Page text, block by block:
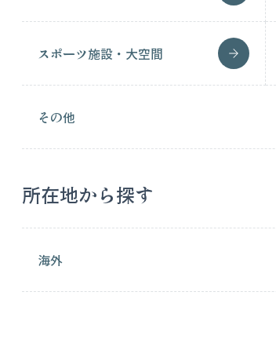
スポーツ施設・大空間
その他
所在地から探す
海外